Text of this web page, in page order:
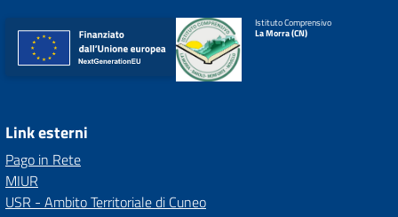
Istituto Comprensivo
La Morra (CN)
Link esterni
Pago in Rete
MIUR
USR - Ambito Territoriale di Cuneo